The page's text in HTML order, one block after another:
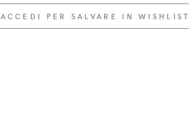
ACCEDI PER SALVARE IN WISHLIST